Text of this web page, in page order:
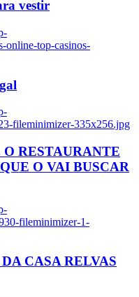
vestir
online-top-casinos-
fileminimizer-335x256.jpg
RESTAURANTE
O VAI BUSCAR
fileminimizer-1-
CASA RELVAS